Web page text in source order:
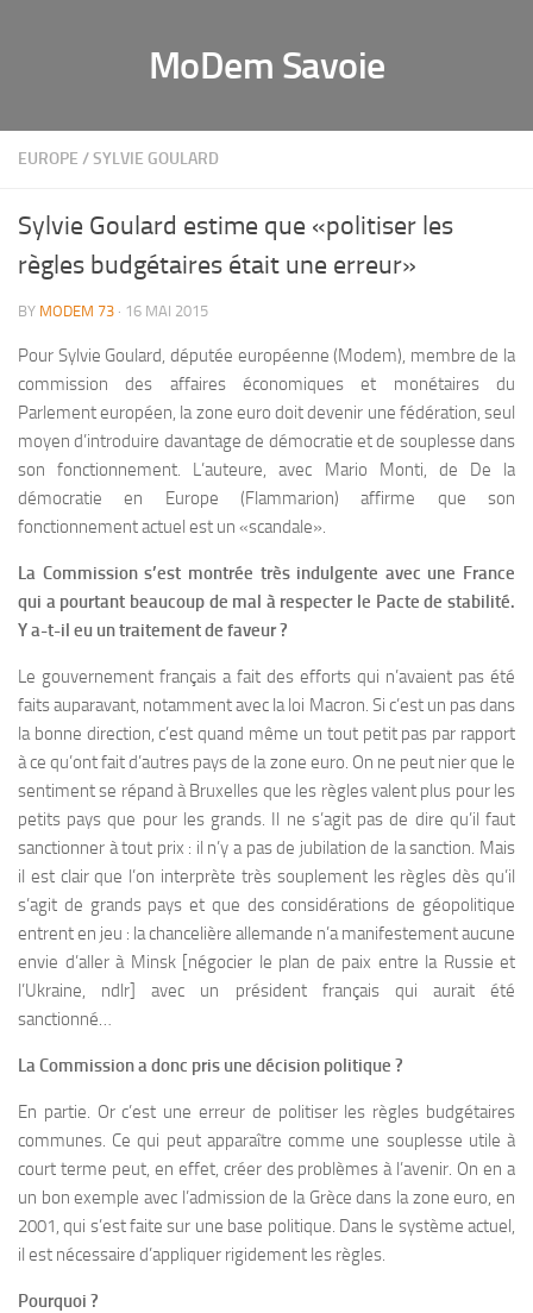
MoDem Savoie
EUROPE /SYLVIE GOULARD
Sylvie Goulard estime que «politiser les
règles budgétaires était une erreur»
BY MODEM 73 · 16 MAI 2015
Pour Sylvie Goulard, députée européenne (Modem), membre de la
commission des affaires économiques et monétaires du
Parlement européen, la zone euro doit devenir une fédération, seul
moyen d’introduire davantage de démocratie et de souplesse dans
son fonctionnement. L’auteure, avec Mario Monti, de De la
démocratie en Europe (Flammarion) affirme que son
fonctionnement actuel est un «scandale».
La Commission s’est montrée très indulgente avec une France
qui a pourtant beaucoup de mal à respecter le Pacte de stabilité.
Y a-t-il eu un traitement de faveur ?
Le gouvernement français a fait des efforts qui n’avaient pas été
faits auparavant, notamment avec la loi Macron. Si c’est un pas dans
la bonne direction, c’est quand même un tout petit pas par rapport
à ce qu’ont fait d’autres pays de la zone euro. On ne peut nier que le
sentiment se répand à Bruxelles que les règles valent plus pour les
petits pays que pour les grands. Il ne s’agit pas de dire qu’il faut
sanctionner à tout prix : il n’y a pas de jubilation de la sanction. Mais
il est clair que l’on interprète très souplement les règles dès qu’il
s’agit de grands pays et que des considérations de géopolitique
entrent en jeu : la chancelière allemande n’a manifestement aucune
envie d’aller à Minsk [négocier le plan de paix entre la Russie et
l’Ukraine, ndlr] avec un président français qui aurait été
sanctionné…
La Commission a donc pris une décision politique ?
En partie. Or c’est une erreur de politiser les règles budgétaires
communes. Ce qui peut apparaître comme une souplesse utile à
court terme peut, en effet, créer des problèmes à l’avenir. On en a
un bon exemple avec l’admission de la Grèce dans la zone euro, en
2001, qui s’est faite sur une base politique. Dans le système actuel,
il est nécessaire d’appliquer rigidement les règles.
Pourquoi ?